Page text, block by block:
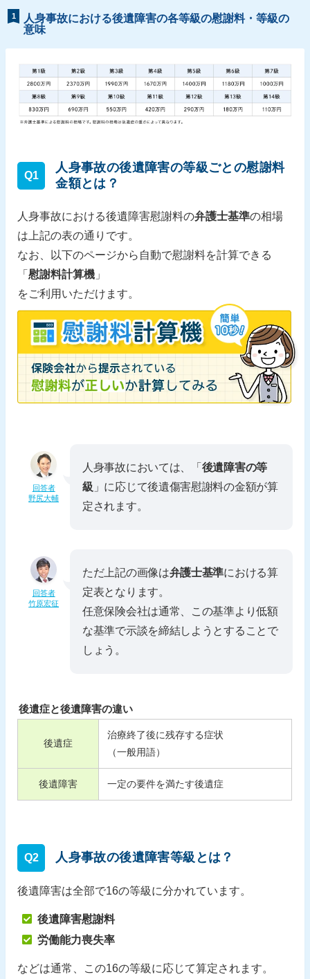
1
人身事故における後遺障害の各等級の慰謝料・等級の
意味
Q1
人身事故の後遺障害の等級ごとの慰謝料
金額とは？
人身事故における後遺障害慰謝料の弁護士基準の相場
は上記の表の通りです。
なお、以下のページから自動で慰謝料を計算できる
「慰謝料計算機 」
をご利用いただけます。
回答者
野尻大輔
人身事故においては、「 後遺障害の等
級 」に応じて後遺傷害慰謝料の金額が算
定されます。
回答者
竹原宏征
ただ上記の画像は弁護士基準における算
定表となります。
任意保険会社は通常、この基準より低額
な基準で示談を締結しようとすることで
しょう。
後遺症と後遺障害の違い
後遺症
治療終了後に残存する症状
（一般用語）
後遺障害 一定の要件を満たす後遺症
Q2 人身事故の後遺障害等級とは？
後遺障害は全部で16の等級に分かれています。
後遺障害慰謝料
労働能力喪失率
などは通常、この16の等級に応じて算定されます。